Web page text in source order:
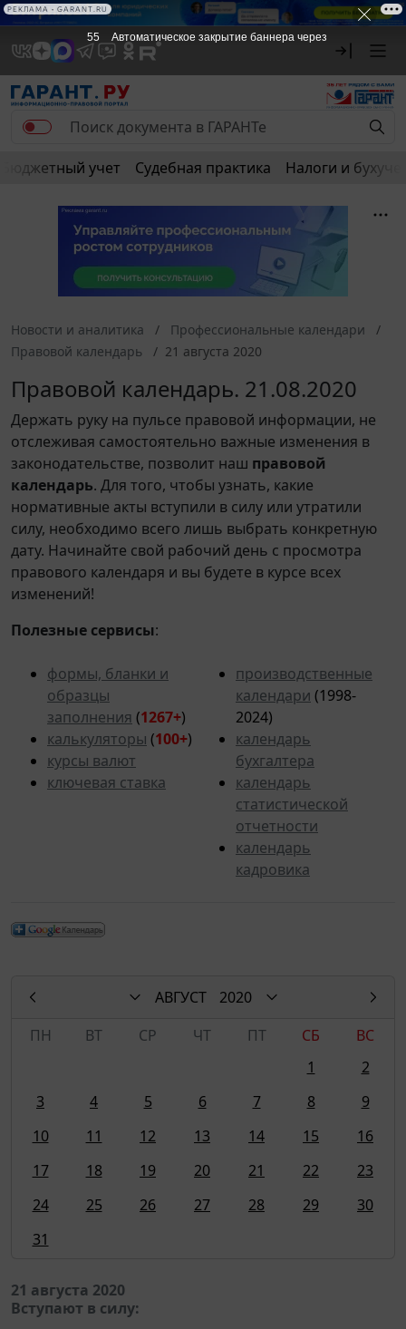
Бюджетный учет Судебная практика Налоги и
Новости и аналитика
Профессиональные календари
Правовой календарь
21 августа 2020
Правовой календарь. 21.08.2020
Держать руку на пульсе правовой информации, не
отслеживая самостоятельно важные изменения в
законодательстве, позволит наш правовой
календарь. Для того, чтобы узнать, какие
нормативные акты вступили в силу или утратили
силу, необходимо всего лишь выбрать конкретную
дату. Начинайте свой рабочий день с просмотра
правового календаря и вы будете в курсе всех
изменений!
Полезные сервисы:
формы, бланки и
образцы
заполнения (1267+)
калькуляторы (100+)
курсы валют
ключевая ставка
производственные
календари (1998-
2024)
календарь
бухгалтера
календарь
статистической
отчетности
календарь
кадровика
АВГУСТ
2020
ПН
ВТ СР ЧТ ПТ СБ
ВС
1
2
3
4 5 6 7 8
9
10
11 12 13 14 15
16
17
18 19 20 21 22
23
24
25 26 27 28 29
30
31
21 августа 2020
Вступают в силу:
55 Автоматическое закрытие баннера через
РЕКЛАМА • GARANT.RU